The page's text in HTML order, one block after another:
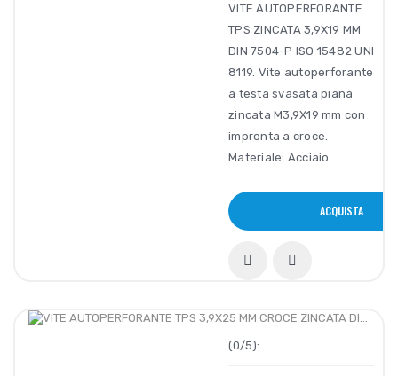
VITE AUTOPERFORANTE
TPS ZINCATA 3,9X19 MM
DIN 7504-P ISO 15482 UNI
8119. Vite autoperforante
a testa svasata piana
zincata M3,9X19 mm con
impronta a croce.
Materiale: Acciaio ..
ACQUISTA
(0/5):